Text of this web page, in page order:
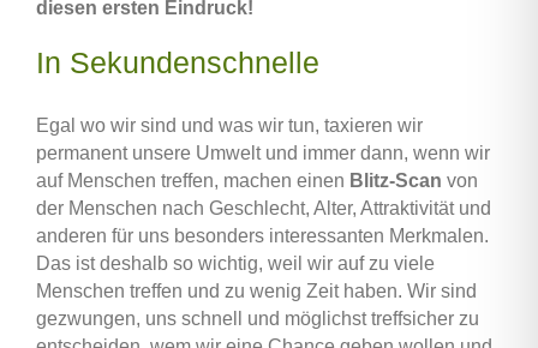
diesen ersten Eindruck!
In Sekundenschnelle
Egal wo wir sind und was wir tun, taxieren wir
permanent unsere Umwelt und immer dann, wenn wir
auf Menschen treffen, machen einen Blitz-Scan von
der Menschen nach Geschlecht, Alter, Attraktivität und
anderen für uns besonders interessanten Merkmalen.
Das ist deshalb so wichtig, weil wir auf zu viele
Menschen treffen und zu wenig Zeit haben. Wir sind
gezwungen, uns schnell und möglichst treffsicher zu